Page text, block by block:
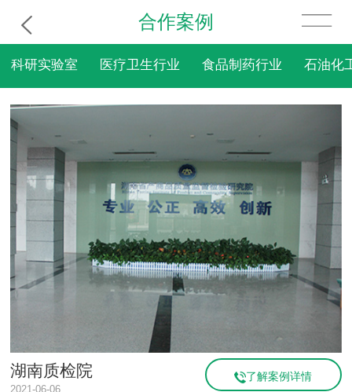
合作案例
科研实验室 医疗卫生行业 食品制药行业 石油化
湖南质检院
2021-06-06
了解案例详情